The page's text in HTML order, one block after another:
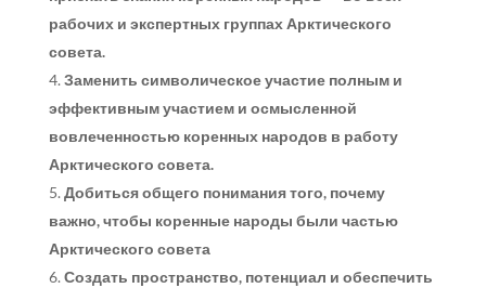
рабочих и экспертных группах Арктического
совета.
Заменить символическое участие полным и
эффективным участием и осмысленной
вовлеченностью коренных народов в работу
Арктического совета.
Добиться общего понимания того, почему
важно, чтобы коренные народы были частью
Арктического совета
Создать пространство, потенциал и обеспечить